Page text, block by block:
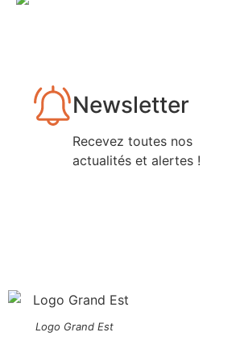
Newsletter
Recevez toutes nos
actualités et alertes !
Logo Grand Est